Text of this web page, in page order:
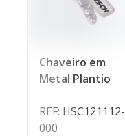
Chaveiro em
Metal Plantio
REF: HSC121112-
000